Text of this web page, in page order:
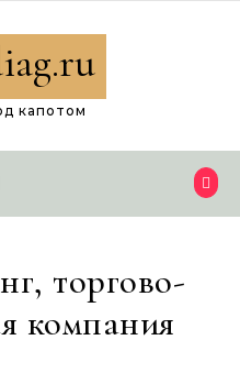
капотом
торгово-
компания